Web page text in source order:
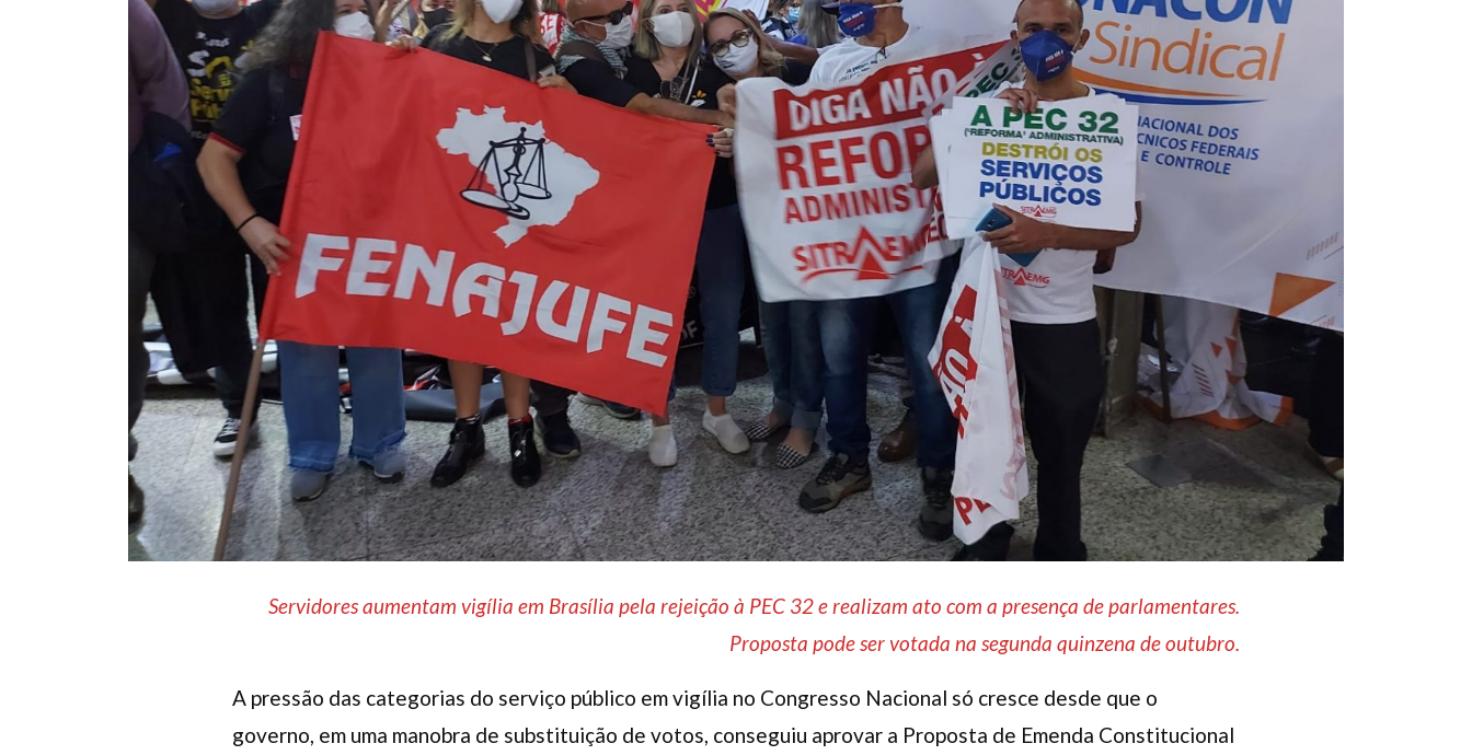
Servidores aumentam vigília em Brasília pela rejeição à PEC 32 e realizam ato com a presença de parlamentares.
Proposta pode ser votada na segunda quinzena de outubro.
A pressão das categorias do serviço público em vigília no Congresso Nacional só cresce desde que o
governo, em uma manobra de substituição de votos, conseguiu aprovar a Proposta de Emenda Constitucional